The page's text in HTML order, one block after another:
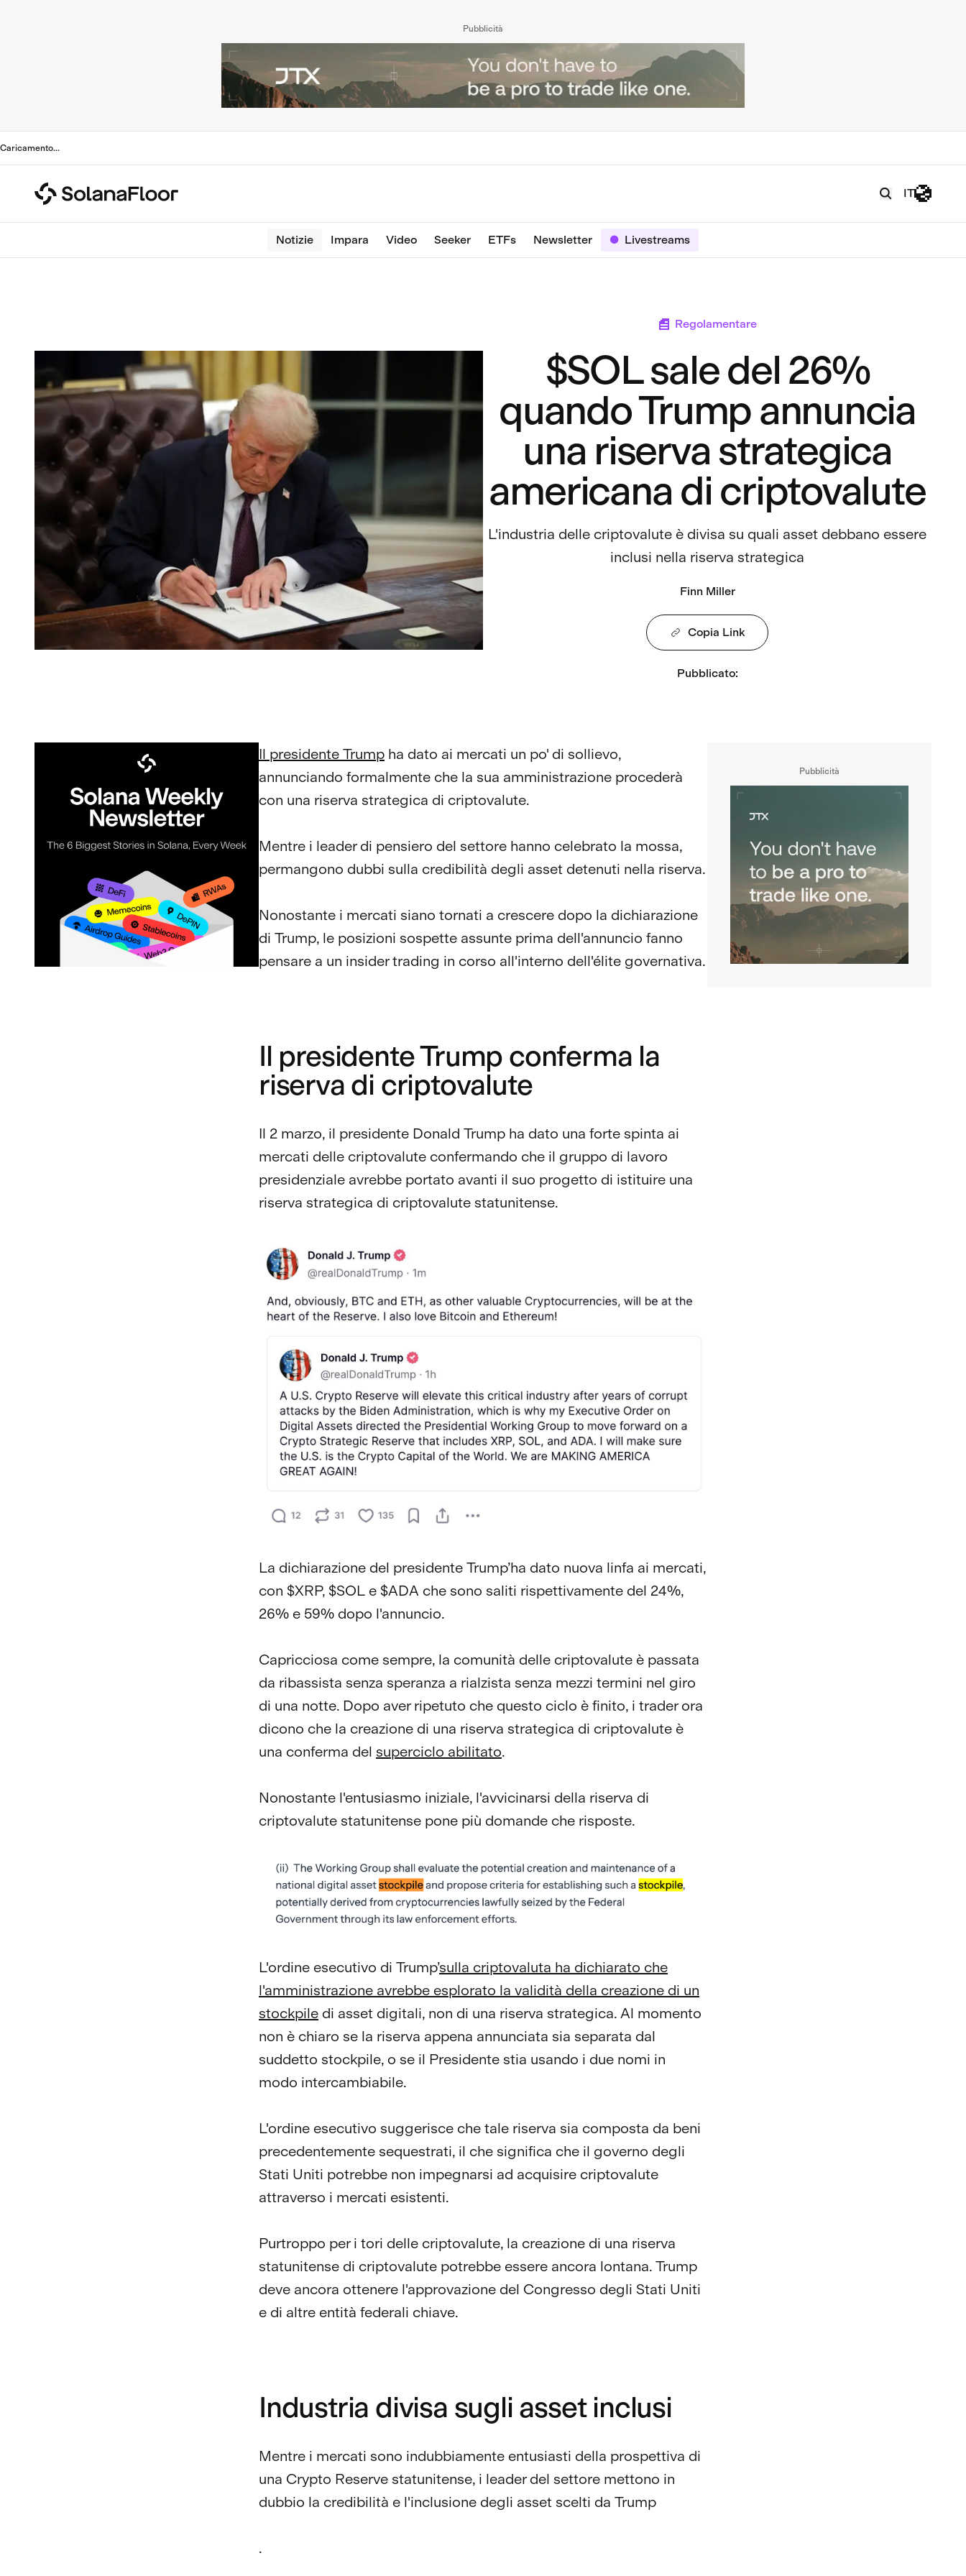
Pubblicità
Caricamento...
IT
Notizie Impara Video Seeker ETFs Newsletter Livestreams
Regolamentare
$SOL sale del 26%
quando Trump annuncia
una riserva strategica
americana di criptovalute
L'industria delle criptovalute è divisa su quali asset debbano essere
inclusi nella riserva strategica
Finn Miller
Copia Link
Pubblicato:
Il presidente Trump ha dato ai mercati un po' di sollievo,
annunciando formalmente che la sua amministrazione procederà
con una riserva strategica di criptovalute.
Mentre i leader di pensiero del settore hanno celebrato la mossa,
permangono dubbi sulla credibilità degli asset detenuti nella riserva.
Nonostante i mercati siano tornati a crescere dopo la dichiarazione
di Trump, le posizioni sospette assunte prima dell'annuncio fanno
pensare a un insider trading in corso all'interno dell'élite governativa.
Il presidente Trump conferma la
riserva di criptovalute
Il 2 marzo, il presidente Donald Trump ha dato una forte spinta ai
mercati delle criptovalute confermando che il gruppo di lavoro
presidenziale avrebbe portato avanti il suo progetto di istituire una
riserva strategica di criptovalute statunitense.
La dichiarazione del presidente Trump’ha dato nuova linfa ai mercati,
con $XRP, $SOL e $ADA che sono saliti rispettivamente del 24%,
26% e 59% dopo l'annuncio.
Capricciosa come sempre, la comunità delle criptovalute è passata
da ribassista senza speranza a rialzista senza mezzi termini nel giro
di una notte. Dopo aver ripetuto che questo ciclo è finito, i trader ora
dicono che la creazione di una riserva strategica di criptovalute è
una conferma del superciclo abilitato.
Nonostante l'entusiasmo iniziale, l'avvicinarsi della riserva di
criptovalute statunitense pone più domande che risposte.
L'ordine esecutivo di Trump’sulla criptovaluta ha dichiarato che
l'amministrazione avrebbe esplorato la validità della creazione di un
stockpile di asset digitali, non di una riserva strategica. Al momento
non è chiaro se la riserva appena annunciata sia separata dal
suddetto stockpile, o se il Presidente stia usando i due nomi in
modo intercambiabile.
L'ordine esecutivo suggerisce che tale riserva sia composta da beni
precedentemente sequestrati, il che significa che il governo degli
Stati Uniti potrebbe non impegnarsi ad acquisire criptovalute
attraverso i mercati esistenti.
Purtroppo per i tori delle criptovalute, la creazione di una riserva
statunitense di criptovalute potrebbe essere ancora lontana. Trump
deve ancora ottenere l'approvazione del Congresso degli Stati Uniti
e di altre entità federali chiave.
Industria divisa sugli asset inclusi
Mentre i mercati sono indubbiamente entusiasti della prospettiva di
una Crypto Reserve statunitense, i leader del settore mettono in
dubbio la credibilità e l'inclusione degli asset scelti da Trump
.
Pubblicità